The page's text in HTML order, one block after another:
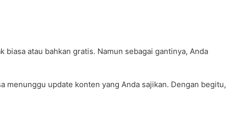
atau bahkan gratis. Namun sebagai gantinya, Anda
menunggu update konten yang Anda sajikan. Dengan begitu,